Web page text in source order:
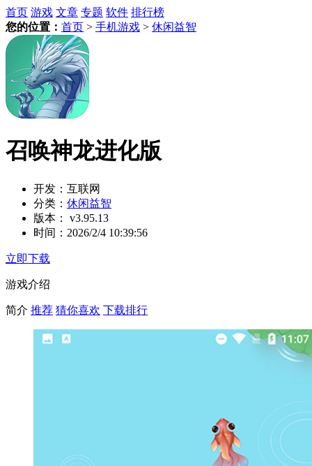
首页 游戏 文章 专题 软件 排行榜
您的位置： 首页 > 手机游戏 > 休闲益智
召唤神龙进化版
开发： 互联网
分类： 休闲益智
版本：
v3.95.13
时间： 2026/2/4 10:39:56
立即下载
游戏介绍
简介 推荐 猜你喜欢 下载排行